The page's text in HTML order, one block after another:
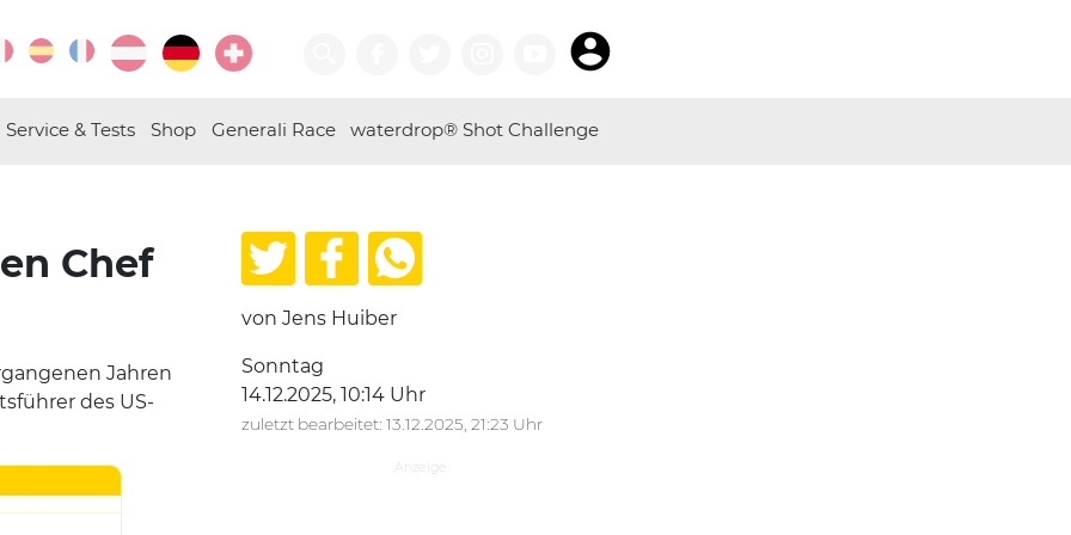
Service & Tests Shop Generali Race waterdrop® Shot Challenge
Chef
Jahren
des US-
von Jens Huiber
Sonntag
14.12.2025, 10:14 Uhr
zuletzt bearbeitet: 13.12.2025, 21:23 Uhr